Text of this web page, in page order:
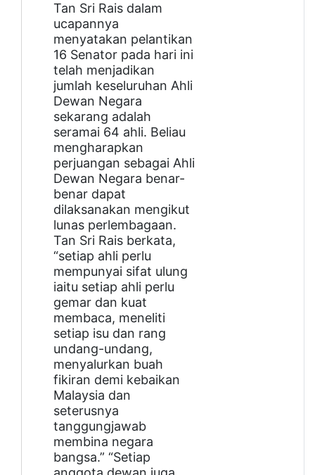
Tan Sri Rais dalam
ucapannya
menyatakan pelantikan
16 Senator pada hari ini
telah menjadikan
jumlah keseluruhan Ahli
Dewan Negara
sekarang adalah
seramai 64 ahli. Beliau
mengharapkan
perjuangan sebagai Ahli
Dewan Negara benar-
benar dapat
dilaksanakan mengikut
lunas perlembagaan.
Tan Sri Rais berkata,
“setiap ahli perlu
mempunyai sifat ulung
iaitu setiap ahli perlu
gemar dan kuat
membaca, meneliti
setiap isu dan rang
undang-undang,
menyalurkan buah
fikiran demi kebaikan
Malaysia dan
seterusnya
tanggungjawab
membina negara
bangsa.” “Setiap